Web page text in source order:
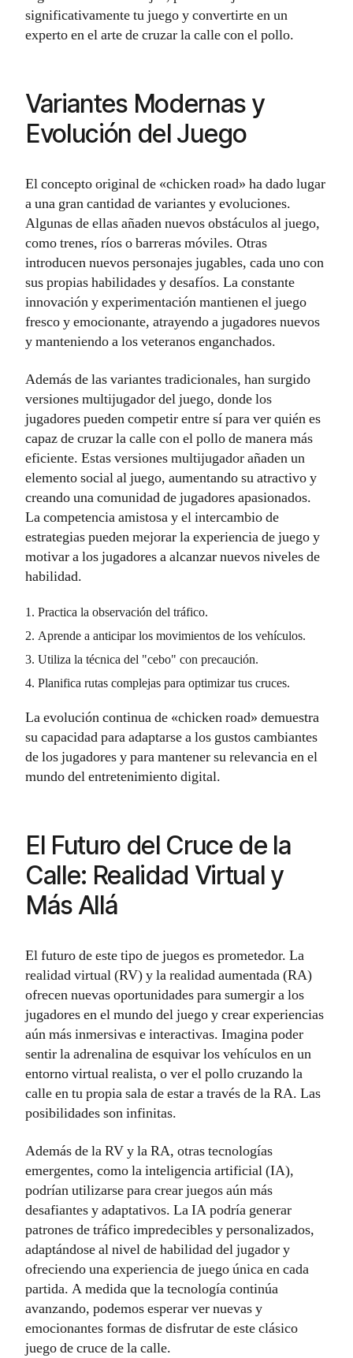
significativamente tu juego y convertirte en un
experto en el arte de cruzar la calle con el pollo.
Variantes Modernas y
Evolución del Juego
El concepto original de «chicken road» ha dado lugar
a una gran cantidad de variantes y evoluciones.
Algunas de ellas añaden nuevos obstáculos al juego,
como trenes, ríos o barreras móviles. Otras
introducen nuevos personajes jugables, cada uno con
sus propias habilidades y desafíos. La constante
innovación y experimentación mantienen el juego
fresco y emocionante, atrayendo a jugadores nuevos
y manteniendo a los veteranos enganchados.
Además de las variantes tradicionales, han surgido
versiones multijugador del juego, donde los
jugadores pueden competir entre sí para ver quién es
capaz de cruzar la calle con el pollo de manera más
eficiente. Estas versiones multijugador añaden un
elemento social al juego, aumentando su atractivo y
creando una comunidad de jugadores apasionados.
La competencia amistosa y el intercambio de
estrategias pueden mejorar la experiencia de juego y
motivar a los jugadores a alcanzar nuevos niveles de
habilidad.
Practica la observación del tráfico.
Aprende a anticipar los movimientos de los vehículos.
Utiliza la técnica del "cebo" con precaución.
Planifica rutas complejas para optimizar tus cruces.
La evolución continua de «chicken road» demuestra
su capacidad para adaptarse a los gustos cambiantes
de los jugadores y para mantener su relevancia en el
mundo del entretenimiento digital.
El Futuro del Cruce de la
Calle: Realidad Virtual y
Más Allá
El futuro de este tipo de juegos es prometedor. La
realidad virtual (RV) y la realidad aumentada (RA)
ofrecen nuevas oportunidades para sumergir a los
jugadores en el mundo del juego y crear experiencias
aún más inmersivas e interactivas. Imagina poder
sentir la adrenalina de esquivar los vehículos en un
entorno virtual realista, o ver el pollo cruzando la
calle en tu propia sala de estar a través de la RA. Las
posibilidades son infinitas.
Además de la RV y la RA, otras tecnologías
emergentes, como la inteligencia artificial (IA),
podrían utilizarse para crear juegos aún más
desafiantes y adaptativos. La IA podría generar
patrones de tráfico impredecibles y personalizados,
adaptándose al nivel de habilidad del jugador y
ofreciendo una experiencia de juego única en cada
partida. A medida que la tecnología continúa
avanzando, podemos esperar ver nuevas y
emocionantes formas de disfrutar de este clásico
juego de cruce de la calle.